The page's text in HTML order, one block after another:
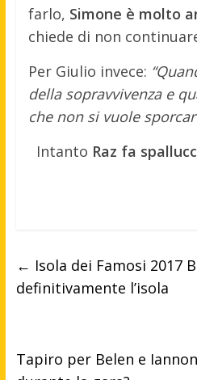
farlo, Simone è molto
chiede di non
Per Giulio invece:
della sopravvivenza e
che non si vuole
Intanto Raz fa
← Isola dei Famosi 2017
definitivamente l’isola
Tapiro per Belen e